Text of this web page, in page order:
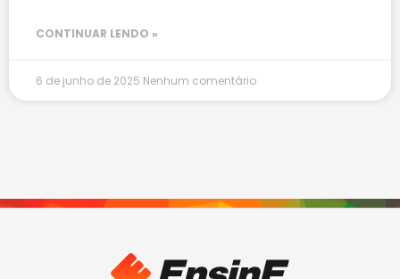
CONTINUAR LENDO »
6 de junho de 2025 Nenhum comentário